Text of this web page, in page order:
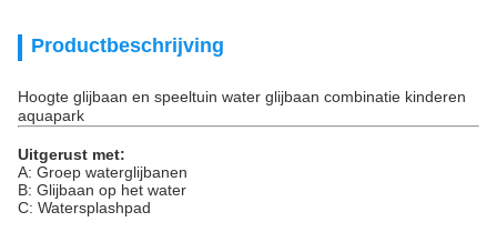
Productbeschrijving
Hoogte glijbaan en speeltuin water glijbaan combinatie kinderen
aquapark
Uitgerust met:
A: Groep waterglijbanen
B: Glijbaan op het water
C: Watersplashpad